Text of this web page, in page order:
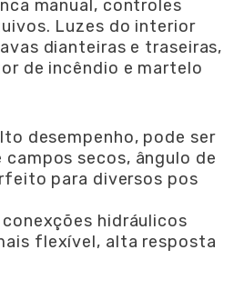
manual, controles
Luzes do interior
dianteiras e traseiras,
de incêndio e martelo
desempenho, pode ser
campos secos, ângulo de
para diversos pos
hidráulicos
flexível, alta resposta